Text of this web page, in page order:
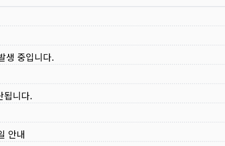
생 중입니다.
됩니다.
안내